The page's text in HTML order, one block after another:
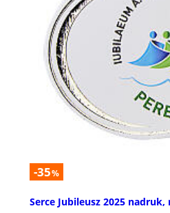
-35%
Serce Jubileusz 2025